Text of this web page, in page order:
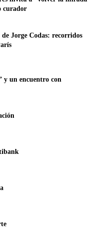
curador
Jorge Codas: recorridos
y un encuentro con